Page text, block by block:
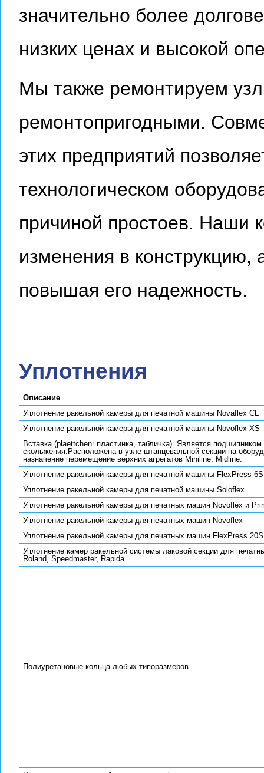
значительно более
низких ценах и высокой
Мы также ремонтируем
ремонтопригодными.
этих предприятий
технологическом
причиной простоев. Наши
изменения в конструкцию,
повышая его надежность.
Уплотнения
Описание
Уплотнение ракельной камеры для печатной машины Novaflex CL
Уплотнение ракельной камеры для печатной машины Novoflex XS
Вставка (plaettchen: пластинка, табличка). Является подшипником
скольжения.Расположена в узле штанцевальной секции на
назначение перемещение верхних агрегатов Miniline; Midline.
Уплотнение ракельной камеры для печатной машины FlexPress
Уплотнение ракельной камеры для печатной машины Soloflex
Уплотнение ракельной камеры для печатных машин Novoflex и
Уплотнение ракельной камеры для печатных машин Novoflex
Уплотнение ракельной камеры для печатных машин FlexPress
Уплотнение камер ракельной системы лаковой секции для
Roland, Speedmaster, Rapida
Полиуретановые кольца любых типоразмеров